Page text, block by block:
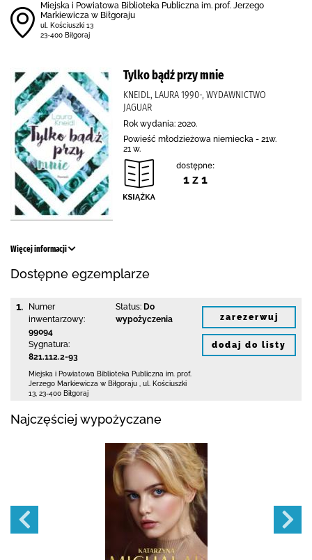
Miejska i Powiatowa Biblioteka Publiczna im. prof. Jerzego
Markiewicza w Biłgoraju
ul. Kościuszki 13
23-400 Biłgoraj
Tylko bądź przy mnie
KNEIDL, LAURA 1990-, WYDAWNICTWO
JAGUAR
Rok wydania: 2020.
Powieść młodzieżowa niemiecka - 21w.
21 w.
dostępne:
1 z 1
Więcej informacji
Dostępne egzemplarze
1.
Numer
inwentarzowy:
99094
Sygnatura:
821.112.2-93
Status: Do
wypożyczenia
Miejska i Powiatowa Biblioteka Publiczna im. prof.
Jerzego Markiewicza w Biłgoraju
ul. Kościuszki
13 23-400 Biłgoraj
zarezerwuj
dodaj do listy
Najczęściej wypożyczane